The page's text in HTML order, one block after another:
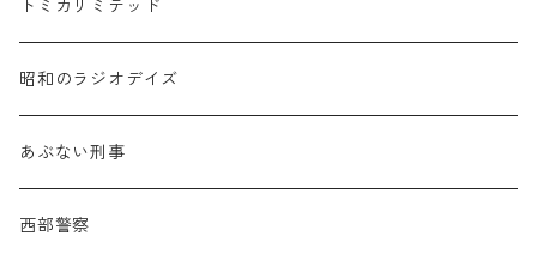
スズキ / SUZUKI
三菱 / MITSUBISHI
シボレー / Chevrolet
ビー・エム・ダブリュー / BMW
商用車・公用車
TLVN - No. LV-00-219
TLVN - No. LV-00-09
TLVN - No. LV-10-19
TLVN - 車種別
乗用車
商用車・公用車
トミカリミテッド
昭和のラジオデイズ
あぶない刑事
西部警察